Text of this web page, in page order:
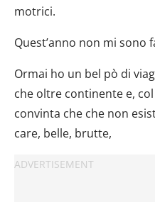
motrici.
Quest’anno non mi sono
Ormai ho un bel pò di
che oltre continente e,
convinta che che non
care, belle, brutte,